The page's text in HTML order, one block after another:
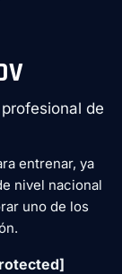
de
entrenar, ya
nivel nacional
uno de los